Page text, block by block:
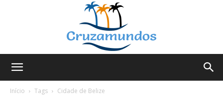
Início
Tags Cidade de Belize